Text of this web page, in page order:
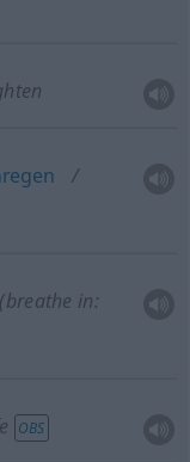
(breathe in:
OBS